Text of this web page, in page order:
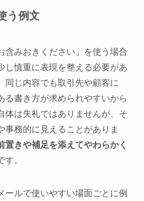
う例文
含みおきください」を使う場合
し慎重に表現を整える必要があ
同じ内容でも取引先や顧客に
る書き方が求められやすいから
体は失礼ではありませんが、そ
事務的に見えることがありま
置きや補足を添えてやわらかく
す。
ールで使いやすい場面ごとに例